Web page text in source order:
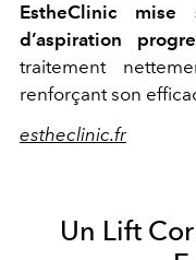
EstheClinic
d’aspiration
traitement
renforçant son
estheclinic.fr
Un Lift